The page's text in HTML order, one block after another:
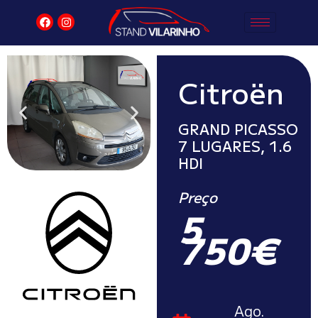
Citroën
GRAND PICASSO
7 LUGARES, 1.6
HDI
Preço
5
750€
Ago.